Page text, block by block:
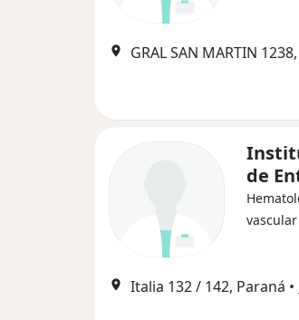
GRAL SAN MARTIN
de
Italia 132 / 142, Paraná •